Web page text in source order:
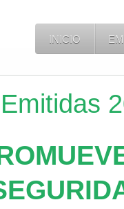
INICIO